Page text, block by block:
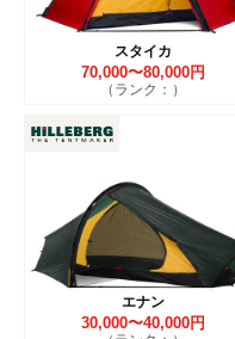
スタイカ
70,000〜80,000円
（ランク：）
エナン
30,000〜40,000円